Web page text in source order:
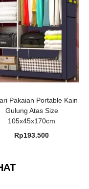
Pakaian Portable Kain
Gulung Atas Size
105x45x170cm
Rp193.500